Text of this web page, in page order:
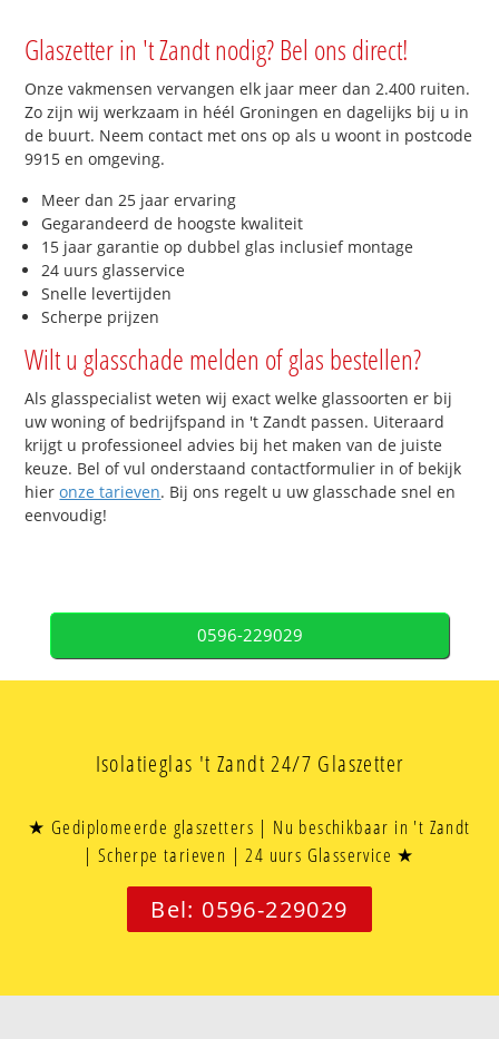
Glaszetter in 't Zandt nodig? Bel ons direct!
Onze vakmensen vervangen elk jaar meer dan 2.400 ruiten.
Zo zijn wij werkzaam in héél Groningen en dagelijks bij u in
de buurt. Neem contact met ons op als u woont in postcode
9915 en omgeving.
Meer dan 25 jaar ervaring
Gegarandeerd de hoogste kwaliteit
15 jaar garantie op dubbel glas inclusief montage
24 uurs glasservice
Snelle levertijden
Scherpe prijzen
Wilt u glasschade melden of glas bestellen?
Als glasspecialist weten wij exact welke glassoorten er bij
uw woning of bedrijfspand in 't Zandt passen. Uiteraard
krijgt u professioneel advies bij het maken van de juiste
keuze. Bel of vul onderstaand contactformulier in of bekijk
hieronze tarieven. Bij ons regelt u uw glasschade snel en
eenvoudig!
0596-229029
Isolatieglas 't Zandt 24/7 Glaszetter
★ Gediplomeerde glaszetters | Nu beschikbaar in 't Zandt
| Scherpe tarieven | 24 uurs Glasservice ★
Bel: 0596-229029